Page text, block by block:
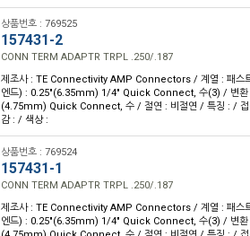
상품번호 : 769525
157431-2
CONN TERM ADAPTR TRPL .250/.187
제조사 : TE Connectivity AMP Connectors / 계열 : 패스
엔드) : 0.25"(6.35mm) 1/4" Quick Connect, 수(3) / 변환
(4.75mm) Quick Connect, 수 / 절연 : 비절연 / 특징 : / 접
감 : / 색상 :
상품번호 : 769524
157431-1
CONN TERM ADAPTR TRPL .250/.187
제조사 : TE Connectivity AMP Connectors / 계열 : 패스
엔드) : 0.25"(6.35mm) 1/4" Quick Connect, 수(3) / 변환